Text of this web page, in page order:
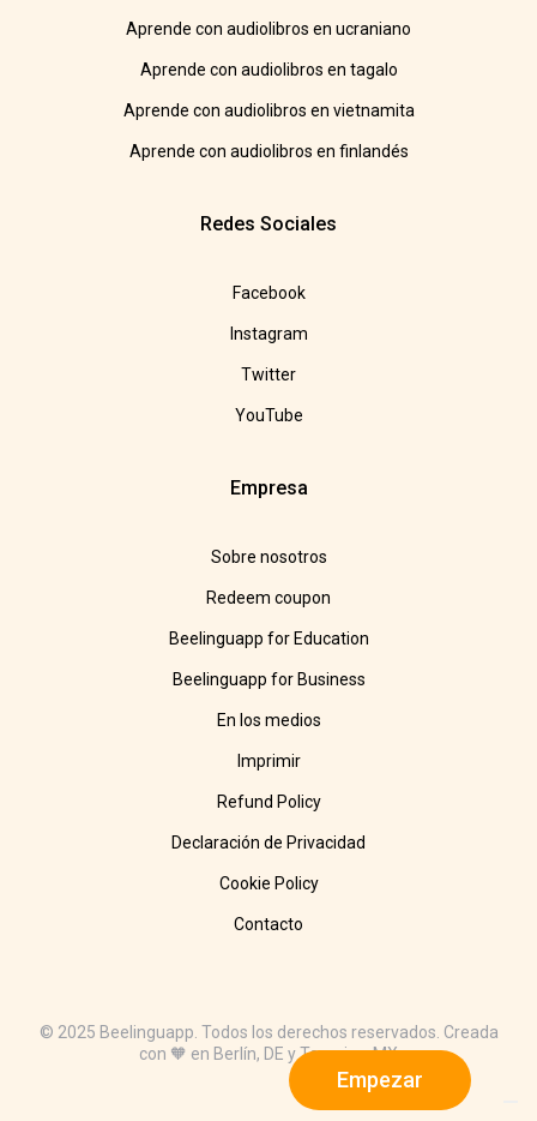
Empezar
Aprende con audiolibros en ucraniano
Aprende con audiolibros en tagalo
Aprende con audiolibros en vietnamita
Aprende con audiolibros en finlandés
Redes Sociales
Facebook
Instagram
Twitter
YouTube
Empresa
Sobre nosotros
Redeem coupon
Beelinguapp for Education
Beelinguapp for Business
En los medios
Imprimir
Refund Policy
Declaración de Privacidad
Cookie Policy
Contacto
© 2025 Beelinguapp. Todos los derechos reservados. Creada
con 🧡 en Berlín, DE y Tampico, MX